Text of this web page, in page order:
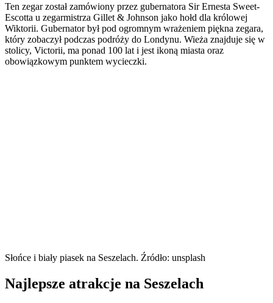
Ten zegar został zamówiony przez gubernatora Sir Ernesta Sweet-
Escotta u zegarmistrza Gillet & Johnson jako hołd dla królowej
Wiktorii. Gubernator był pod ogromnym wrażeniem piękna zegara,
który zobaczył podczas podróży do Londynu. Wieża znajduje się w
stolicy, Victorii, ma ponad 100 lat i jest ikoną miasta oraz
obowiązkowym punktem wycieczki.
Słońce i biały piasek na Seszelach. Źródło: unsplash
Najlepsze atrakcje na Seszelach